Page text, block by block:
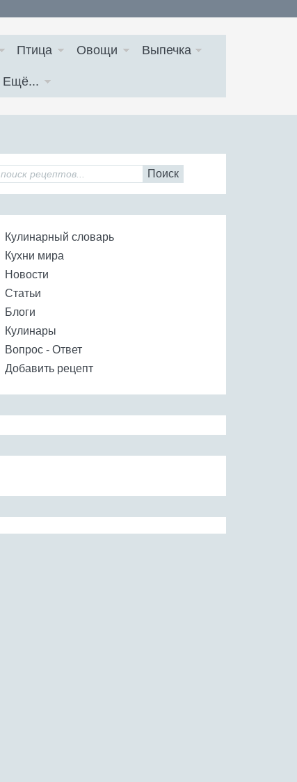
Птица Овощи Выпечка
Ещё...
Поиск
Кулинарный словарь
Кухни мира
Новости
Статьи
Блоги
Кулинары
Вопрос - Ответ
Добавить рецепт